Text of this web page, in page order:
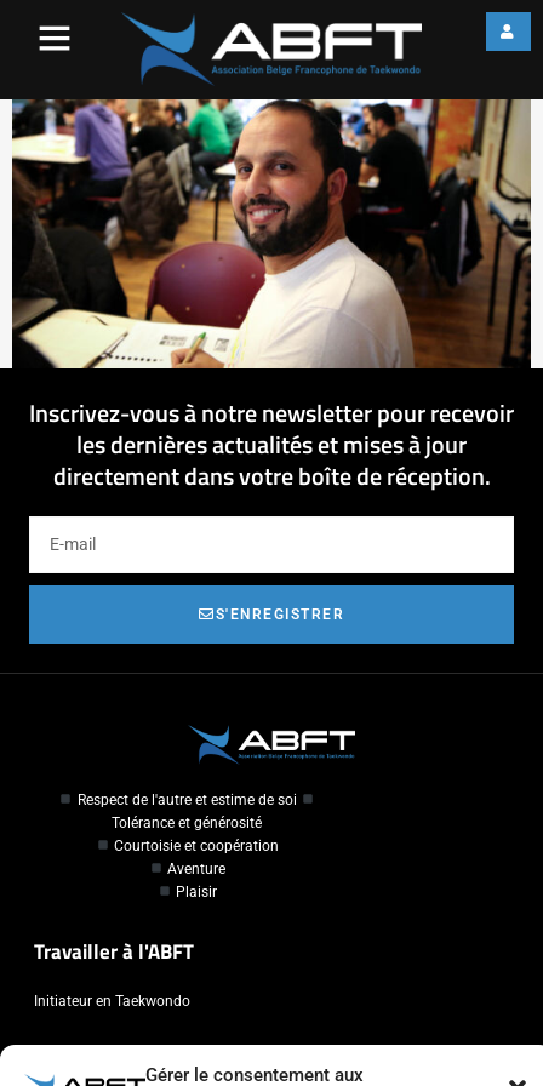
Gérer le consentement aux
Inscrivez-vous à notre newsletter pour recevoir
les dernières actualités et mises à jour
directement dans votre boîte de réception.
S'ENREGISTRER
Respect de l'autre et estime de soi
Tolérance et générosité
Courtoisie et coopération
Aventure
Plaisir
Travailler à l'ABFT
Initiateur en Taekwondo